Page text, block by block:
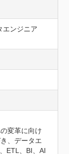
エンジニア
変革に向け
、データエ
ETL、BI、AI